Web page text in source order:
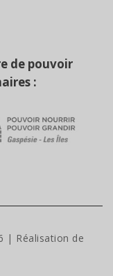
de pouvoir
:
| Réalisation de